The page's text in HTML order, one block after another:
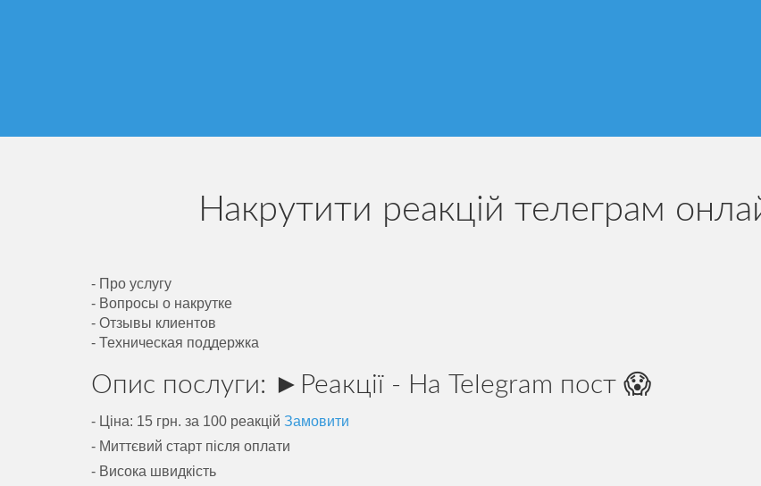
Накрутити реакцій телеграм
- Про услугу
- Вопросы о накрутке
- Отзывы клиентов
- Техническая поддержка
Опис послуги: ►Реакції - На Telegram пост 😱
- Ціна: 15 грн. за 100 реакцій Замовити
- Миттєвий старт після оплати
- Висока швидкість